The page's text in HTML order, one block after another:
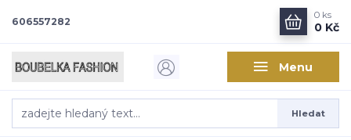
Menu
Hledat
606557282
0 ks
0 Kč